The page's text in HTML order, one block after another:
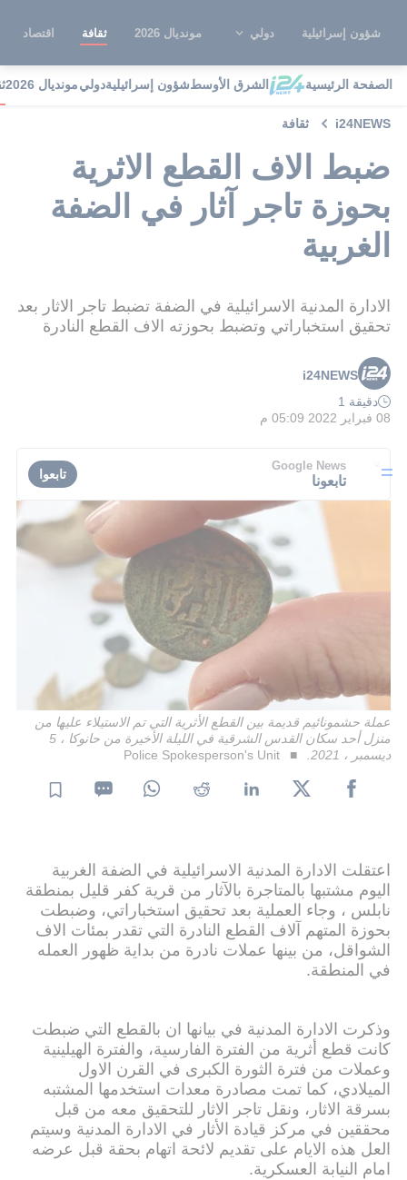
شؤون إسرائيلية دولي مونديال 2026 ثقافة اقتصاد
الصفحة الرئيسية الشرق الأوسطشؤون إسرائيليةدوليمونديال 2026
i24NEWS ثقافة
ضبط الاف القطع الاثرية
بحوزة تاجر آثار في الضفة
الغربية
الادارة المدنية الاسرائيلية في الضفة تضبط تاجر الاثار بعد
تحقيق استخباراتي وتضبط بحوزته الاف القطع النادرة
i24NEWS
دقيقة 1
08 فبراير 2022 05:09 م
Google News
تابعونا تابعوا
عملة حشمونائيم قديمة بين القطع الأثرية التي تم الاستيلاء عليها من
منزل أحد سكان القدس الشرقية في الليلة الأخيرة من حانوكا ، 5
ديسمبر ، 2021.
Police Spokesperson's Unit
اعتقلت الادارة المدنية الاسرائيلية في الضفة الغربية
اليوم مشتبها بالمتاجرة بالآثار من قرية كفر قليل بمنطقة
نابلس ، وجاء العملية بعد تحقيق استخباراتي، وضبطت
بحوزة المتهم آلاف القطع النادرة التي تقدر بمئات الاف
الشواقل، من بينها عملات نادرة من بداية ظهور العمله
في المنطقة.
وذكرت الادارة المدنية في بيانها ان بالقطع التي ضبطت
كانت قطع أثرية من الفترة الفارسية، والفترة الهيلينية
وعملات من فترة الثورة الكبرى في القرن الاول
الميلادي، كما تمت مصادرة معدات استخدمها المشتبه
بسرقة الاثار، ونقل تاجر الاثار للتحقيق معه من قبل
محققين في مركز قيادة الأثار في الادارة المدنية وسيتم
العل هذه الايام على تقديم لائحة اتهام بحقة قبل عرضه
امام النيابة العسكرية.